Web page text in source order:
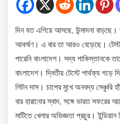
দিন যত এগিয়ে আসছে, উন্মাদনা বাড়ছে।
আকর্ষণ। এ বার তা আরও বেড়েছে।
পারেনি বাংলাদেশ। সদ্য পাকিস্তানকে
বাংলাদেশ। দ্বিতীয় টেস্টে পার্থক্য গড়ে
লিটন দাস। চাপের মুখে অনবদ্য সেঞ্চুরি
বার হারানোর স্বাদ, সঙ্গে ভারত
মাটিতে খেলার অভিজ্ঞতা প্রচুর।